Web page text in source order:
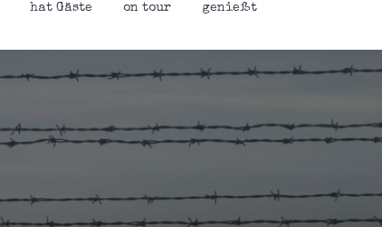
hat Gäste on tour genießt